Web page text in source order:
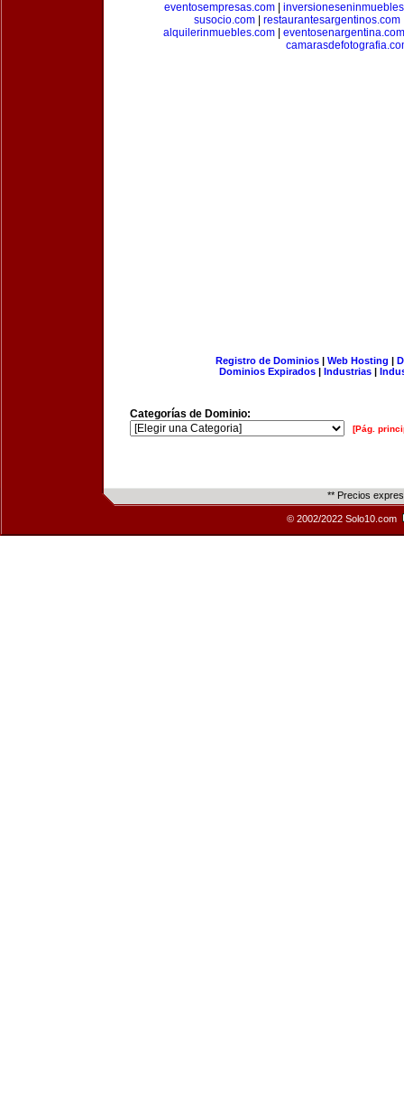
eventosempresas.com
susocio.com
restaurantesargentinos.com
alquilerinmuebles.com
eventosenargentina.com
Registro de Dominios| Web Hosting |
Dominios Expirados | Industrias |
Categorías de Dominio:
[Pág.
** Precios
© 2002/2022 Solo10.com